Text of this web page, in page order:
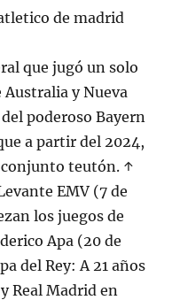
que jugó un solo
y Nueva
poderoso Bayern
a partir del 2024,
conjunto teutón. ↑
EMV (7 de
los juegos de
Apa (20 de
del Rey: A 21 años
Real Madrid en